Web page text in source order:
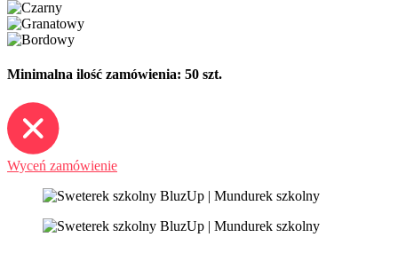
Minimalna ilość zamówienia: 50 szt.
Wyceń zamówienie